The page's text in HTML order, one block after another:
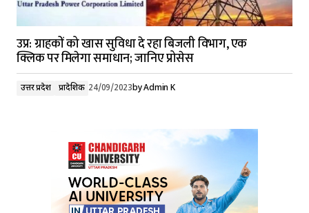
उप्र: ग्राहकों को खास सुविधा दे रहा बिजली विभाग, एक
क्लिक पर मिलेगा समाधान; जानिए प्रोसेस
उत्तर प्रदेश प्रादेशिक 24/09/2023byAdmin K